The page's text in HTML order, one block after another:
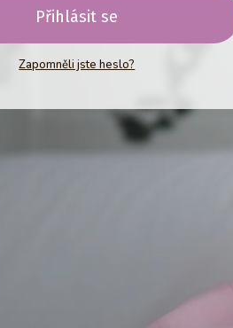
Přihlásit se
Zapomněli jste heslo?